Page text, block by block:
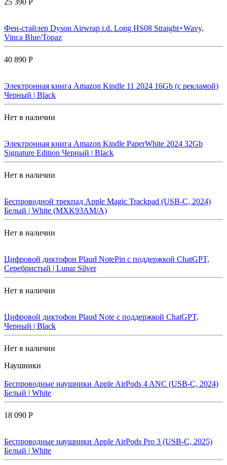
25 390 Р
Фен-стайлер Dyson Airwrap i.d. Long HS08 Straight+Wavy,
Vinca Blue/Topaz
40 890 Р
Электронная книга Amazon Kindle 11 2024 16Gb (с рекламой)
Черный | Black
Нет в наличии
Электронная книга Amazon Kindle PaperWhite 2024 32Gb
Signature Edition Черный | Black
Нет в наличии
Беспроводной трекпад Apple Magic Trackpad (USB-C, 2024)
Белый | White (MXK93AM/A)
Нет в наличии
Цифровой диктофон Plaud NotePin с поддержкой ChatGPT,
Серебристый | Lunar Silver
Нет в наличии
Цифровой диктофон Plaud Note с поддержкой ChatGPT,
Черный | Black
Нет в наличии
Наушники
Беспроводные наушники Apple AirPods 4 ANC (USB-C, 2024)
Белый | White
18 090 Р
Беспроводные наушники Apple AirPods Pro 3 (USB-C, 2025)
Белый | White